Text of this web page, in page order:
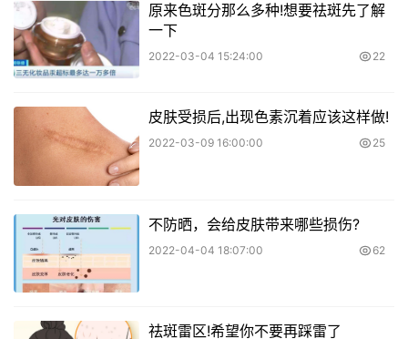
原来色斑分那么多种!想要祛斑先了解
一下
2022-03-04 15:24:00 22
皮肤受损后,出现色素沉着应该这样做!
2022-03-09 16:00:00 25
不防晒，会给皮肤带来哪些损伤?
2022-04-04 18:07:00 62
祛斑雷区!希望你不要再踩雷了